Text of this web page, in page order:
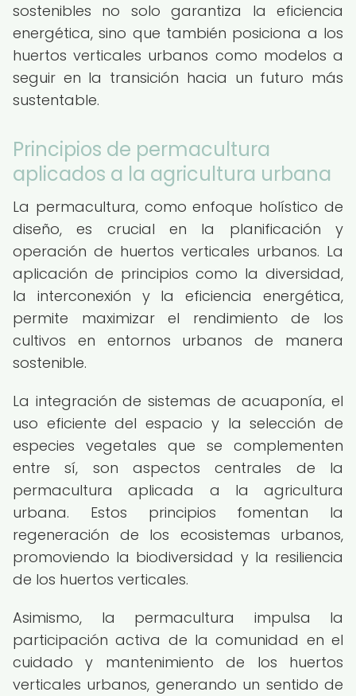
sostenibles no solo garantiza la eficiencia
energética, sino que también posiciona a los
huertos verticales urbanos como modelos a
seguir en la transición hacia un futuro más
sustentable.
Principios de permacultura
aplicados a la agricultura urbana
La permacultura, como enfoque holístico de
diseño, es crucial en la planificación y
operación de huertos verticales urbanos. La
aplicación de principios como la diversidad,
la interconexión y la eficiencia energética,
permite maximizar el rendimiento de los
cultivos en entornos urbanos de manera
sostenible.
La integración de sistemas de acuaponía, el
uso eficiente del espacio y la selección de
especies vegetales que se complementen
entre sí, son aspectos centrales de la
permacultura aplicada a la agricultura
urbana. Estos principios fomentan la
regeneración de los ecosistemas urbanos,
promoviendo la biodiversidad y la resiliencia
de los huertos verticales.
Asimismo, la permacultura impulsa la
participación activa de la comunidad en el
cuidado y mantenimiento de los huertos
verticales urbanos, generando un sentido de